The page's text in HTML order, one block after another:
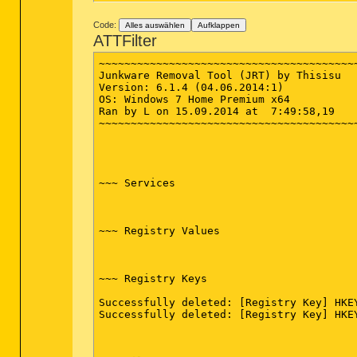
Code: Alles auswählen Aufklappen
ATTFilter
Junkware Removal Tool (JRT) by Thisisu
Version: 6.1.4 (04.06.2014:1)
OS: Windows 7 Home Premium x64
Ran by L on 15.09.2014 at  7:49:58,19
~~~ Services
~~~ Registry Values
~~~ Registry Keys
Successfully deleted: [Registry Key]
Successfully deleted: [Registry Key]